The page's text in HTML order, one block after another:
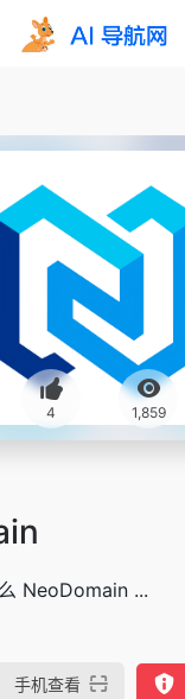
4 1,859
NeoDomain ...
手机查看